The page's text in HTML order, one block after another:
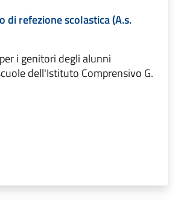
di refezione scolastica (A.s.
i genitori degli alunni
dell'Istituto Comprensivo G.